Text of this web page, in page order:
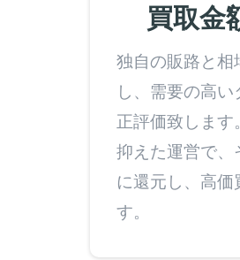
買取金
独自の販路と相
し、需要の高
正評価致します
抑えた運営で、
に還元し、高価
す。